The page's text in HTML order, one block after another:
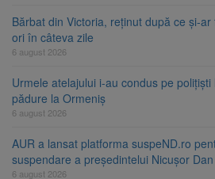
Bărbat din Victoria, reținut după ce și-
ori în câteva zile
6 august 2026
Urmele atelajului i-au condus pe
pădure la Ormeniș
6 august 2026
AUR a lansat platforma suspeND.ro
suspendare a președintelui Nicușor Dan
6 august 2026